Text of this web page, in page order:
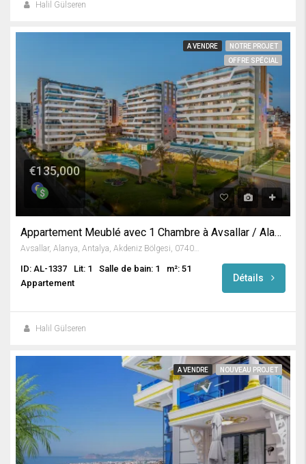
Halil Gülseren
A VENDRE
NOTRE PROJET
OFFRE SPÉCIAL
€135,000
Appartement Meublé avec 1 Chambre à Avsallar / Alanya
Avsallar, Alanya, Antalya, Akdeniz Bölgesi, 07407, Türkiye
ID: AL-1337 Lit: 1 Salle de bain: 1
m²: 51
Appartement
Détails
Halil Gülseren
A VENDRE NOUVEAU PROJET